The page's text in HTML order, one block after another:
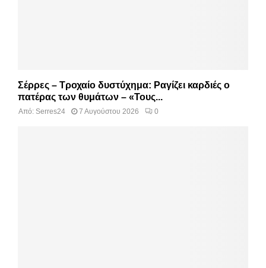
Σέρρες – Τροχαίο δυστύχημα: Ραγίζει καρδιές ο
πατέρας των θυμάτων – «Τους...
Από: Serres24 7 Αυγούστου 2026 0